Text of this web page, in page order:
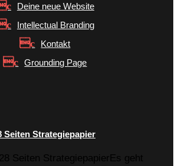
Deine neue Website
Intellectual Branding
Kontakt
Grounding Page
Seiten Strategiepapier
Seiten StrategiepapierEs geht